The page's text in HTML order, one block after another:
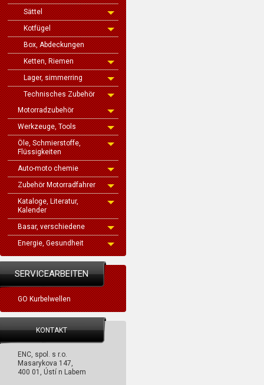
Sättel
Kotfügel
Box, Abdeckungen
Ketten, Riemen
Lager, simmerring
Technisches Zubehör
Motorradzubehör
Werkzeuge, Tools
Öle, Schmierstoffe,
Flüssigkeiten
Auto-moto chemie
Zubehör Motorradfahrer
Kataloge, Literatur,
Kalender
Basar, verschiedene
Energie, Gesundheit
SERVICEARBEITEN
GO Kurbelwellen
KONTAKT
ENC, spol. s r.o.
Masarykova 147,
400 01, Ústí n Labem